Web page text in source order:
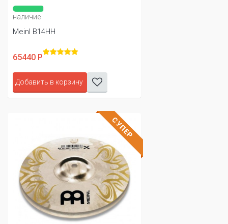
наличие
Meinl B14HH
65440 Р
Добавить в корзину
СУПЕР